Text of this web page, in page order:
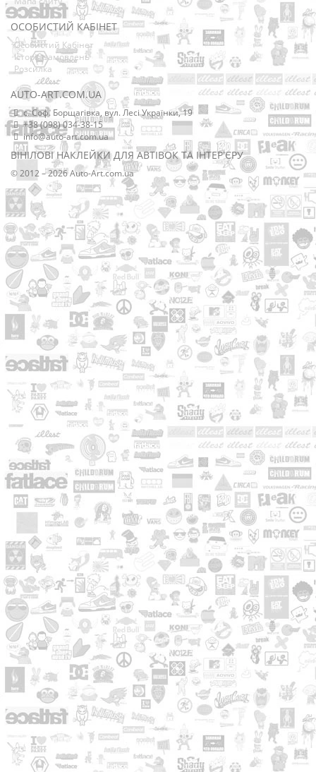
ОСОБИСТИЙ КАБІНЕТ
Особистий Кабінет
Історія замовлень
Розсилка
AUTO-ART.COM.UA
с. Соф. Борщагівка, вул. Лесі Українки, 19
+38 (098) 034-38-15
info@auto-art.com.ua
ВІНІЛОВІ НАКЛЕЙКИ ДЛЯ АВТІВОК ТА ІНТЕР'ЄРУ
© 2012 – 2026 Auto-Art.com.ua